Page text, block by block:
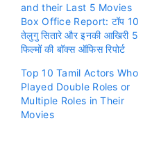
and their Last 5 Movies
Box Office Report: टॉप 10
तेलुगु सितारे और इनकी आखिरी 5
फिल्मों की बॉक्स ऑफिस रिपोर्ट
Top 10 Tamil Actors Who
Played Double Roles or
Multiple Roles in Their
Movies